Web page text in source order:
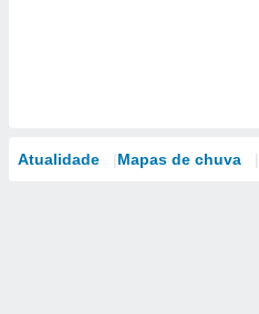
Atualidade Mapas de chuva